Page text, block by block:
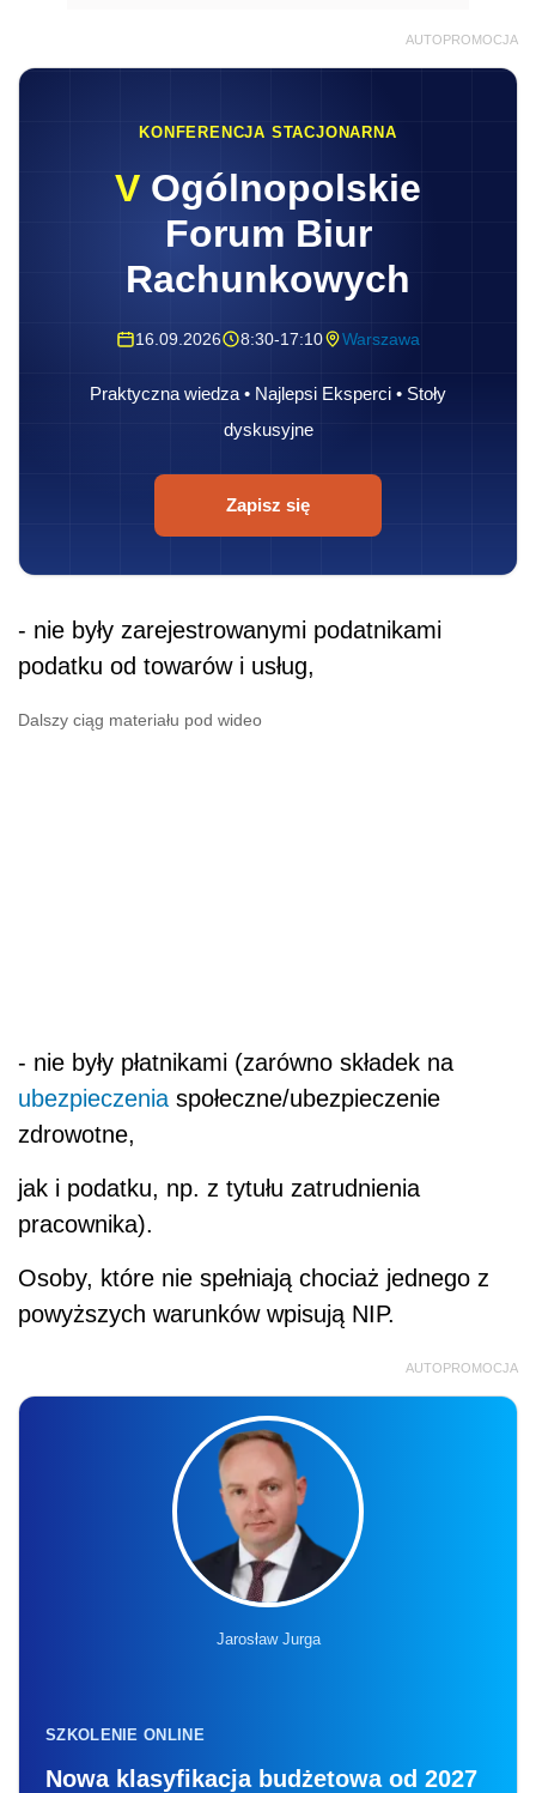
AUTOPROMOCJA
KONFERENCJA STACJONARNA
V Ogólnopolskie
Forum Biur
Rachunkowych
16.09.2026 8:30-17:10 Warszawa
Praktyczna wiedza • Najlepsi Eksperci • Stoły
dyskusyjne
Zapisz się
- nie były zarejestrowanymi podatnikami
podatku od towarów i usług,
Dalszy ciąg materiału pod wideo
- nie były płatnikami (zarówno składek na
ubezpieczenia społeczne/ubezpieczenie
zdrowotne,
jak i podatku, np. z tytułu zatrudnienia
pracownika).
Osoby, które nie spełniają chociaż jednego z
powyższych warunków wpisują NIP.
AUTOPROMOCJA
Jarosław Jurga
SZKOLENIE ONLINE
Nowa klasyfikacja budżetowa od 2027